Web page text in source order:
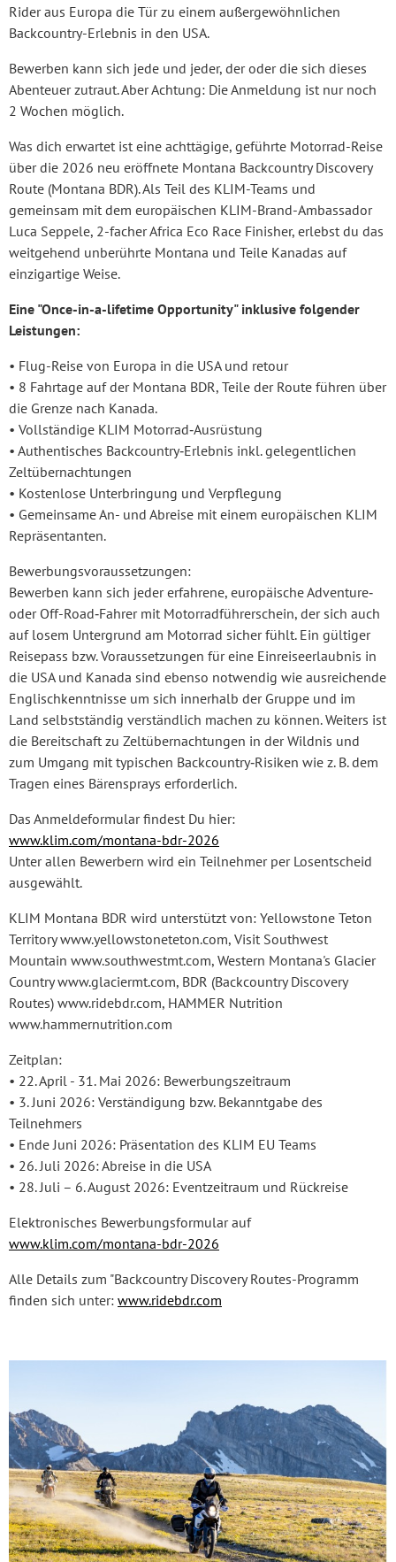
Rider aus Europa die Tür zu einem außergewöhnlichen
Backcountry-Erlebnis in den USA.
Bewerben kann sich jede und jeder, der oder die sich dieses
Abenteuer zutraut. Aber Achtung: Die Anmeldung ist nur noch
2 Wochen möglich.
Was dich erwartet ist eine achttägige, geführte Motorrad-Reise
über die 2026 neu eröffnete Montana Backcountry Discovery
Route (Montana BDR). Als Teil des KLIM-Teams und
gemeinsam mit dem europäischen KLIM-Brand-Ambassador
Luca Seppele, 2-facher Africa Eco Race Finisher, erlebst du das
weitgehend unberührte Montana und Teile Kanadas auf
einzigartige Weise.
Eine "Once-in-a-lifetime Opportunity" inklusive folgender
Leistungen:
• Flug-Reise von Europa in die USA und retour
• 8 Fahrtage auf der Montana BDR, Teile der Route führen über
die Grenze nach Kanada.
• Vollständige KLIM Motorrad‑Ausrüstung
• Authentisches Backcountry‑Erlebnis inkl. gelegentlichen
Zeltübernachtungen
• Kostenlose Unterbringung und Verpflegung
• Gemeinsame An- und Abreise mit einem europäischen KLIM
Repräsentanten.
Bewerbungsvoraussetzungen:
Bewerben kann sich jeder erfahrene, europäische Adventure‑
oder Off-Road‑Fahrer mit Motorradführerschein, der sich auch
auf losem Untergrund am Motorrad sicher fühlt. Ein gültiger
Reisepass bzw. Voraussetzungen für eine Einreiseerlaubnis in
die USA und Kanada sind ebenso notwendig wie ausreichende
Englischkenntnisse um sich innerhalb der Gruppe und im
Land selbstständig verständlich machen zu können. Weiters ist
die Bereitschaft zu Zeltübernachtungen in der Wildnis und
zum Umgang mit typischen Backcountry‑Risiken wie z. B. dem
Tragen eines Bärensprays erforderlich.
Das Anmeldeformular findest Du hier:
www.klim.com/montana-bdr-2026
Unter allen Bewerbern wird ein Teilnehmer per Losentscheid
ausgewählt.
KLIM Montana BDR wird unterstützt von: Yellowstone Teton
Territory www.yellowstoneteton.com, Visit Southwest
Mountain www.southwestmt.com, Western Montana's Glacier
Country www.glaciermt.com, BDR (Backcountry Discovery
Routes) www.ridebdr.com, HAMMER Nutrition
www.hammernutrition.com
Zeitplan:
• 22. April - 31. Mai 2026: Bewerbungszeitraum
• 3. Juni 2026: Verständigung bzw. Bekanntgabe des
Teilnehmers
• Ende Juni 2026: Präsentation des KLIM EU Teams
• 26. Juli 2026: Abreise in die USA
• 28. Juli – 6. August 2026: Eventzeitraum und Rückreise
Elektronisches Bewerbungsformular auf
www.klim.com/montana-bdr-2026
Alle Details zum "Backcountry Discovery Routes-Programm
finden sich unter: www.ridebdr.com